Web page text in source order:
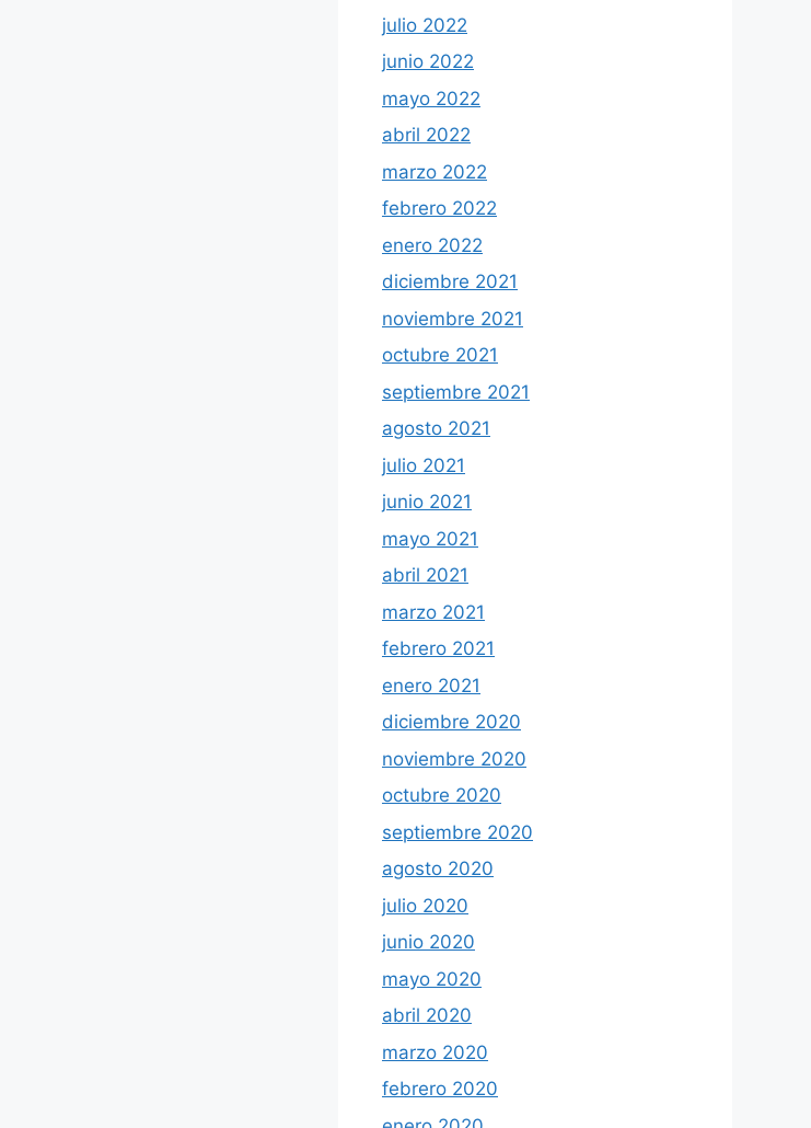
julio 2022
junio 2022
mayo 2022
abril 2022
marzo 2022
febrero 2022
enero 2022
diciembre 2021
noviembre 2021
octubre 2021
septiembre 2021
agosto 2021
julio 2021
junio 2021
mayo 2021
abril 2021
marzo 2021
febrero 2021
enero 2021
diciembre 2020
noviembre 2020
octubre 2020
septiembre 2020
agosto 2020
julio 2020
junio 2020
mayo 2020
abril 2020
marzo 2020
febrero 2020